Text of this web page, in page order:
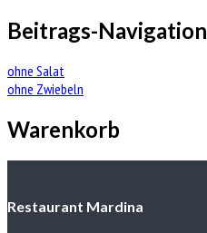
Beitrags-Navigation
ohne Salat
ohne Zwiebeln
Warenkorb
Restaurant Mardina